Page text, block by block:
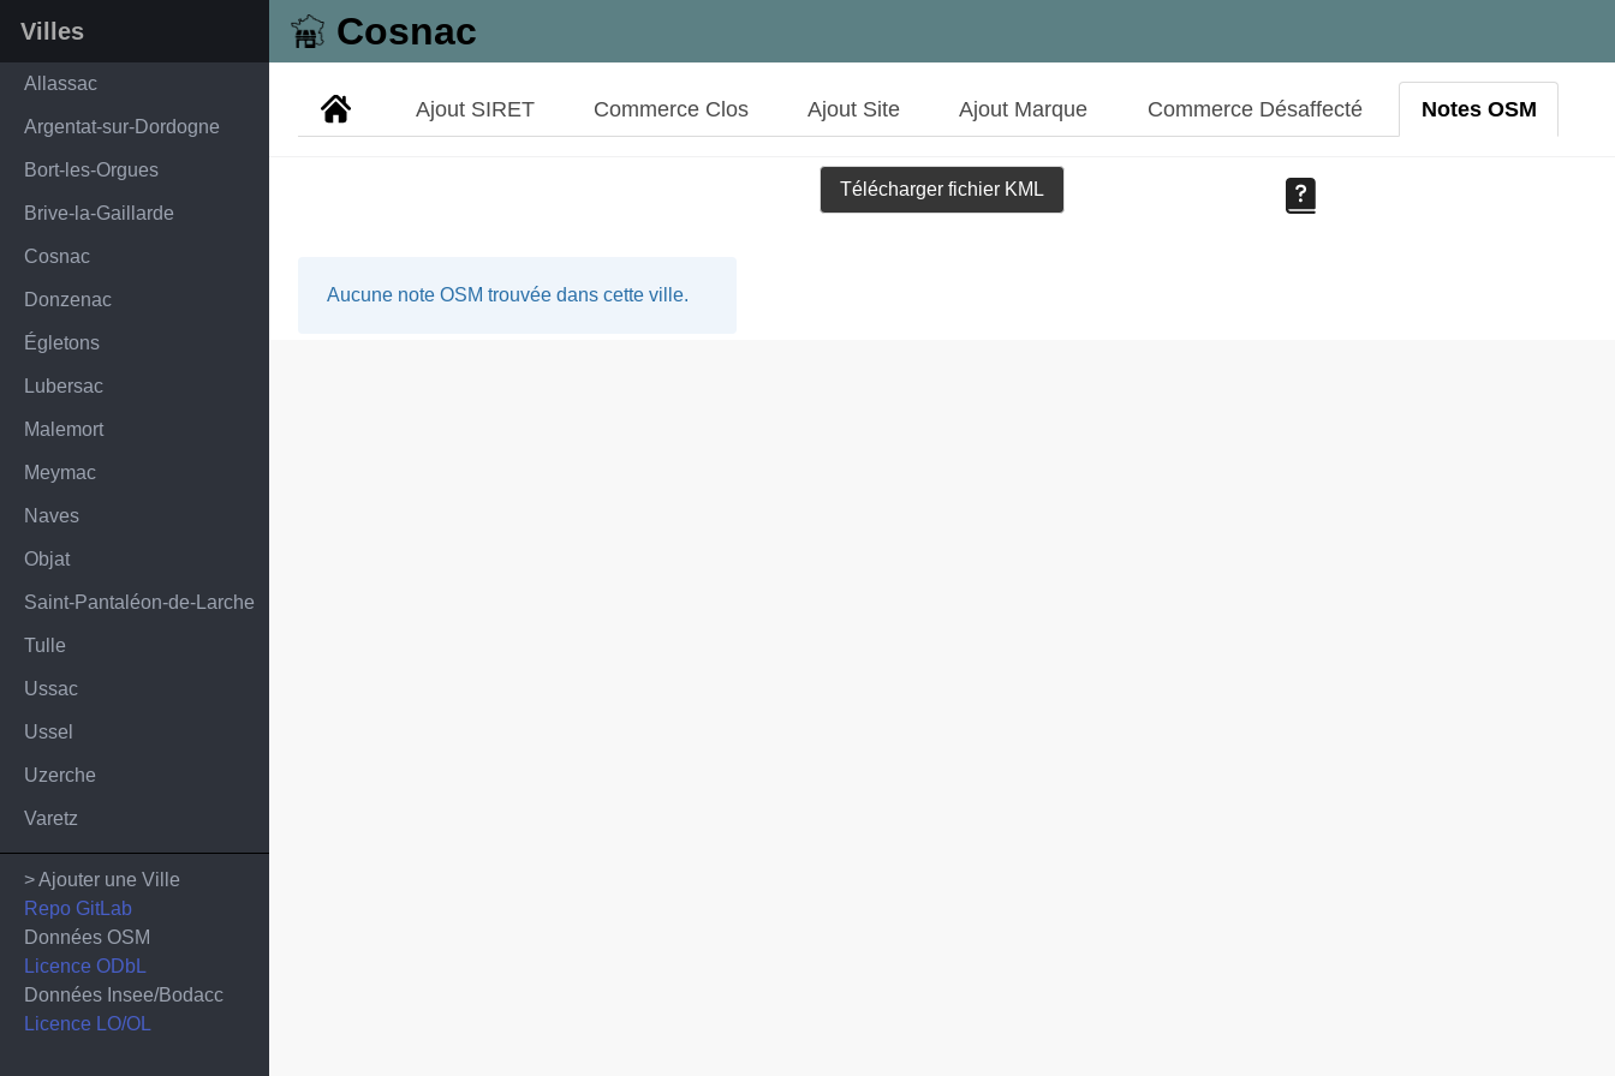
Cosnac
Villes
Allassac
Argentat-sur-Dordogne
Bort-les-Orgues
Brive-la-Gaillarde
Cosnac
Donzenac
Égletons
Lubersac
Malemort
Meymac
Naves
Objat
Saint-Pantaléon-de-Larche
Tulle
Ussac
Ussel
Uzerche
Varetz
> Ajouter une Ville
Repo GitLab
Données OSM
Licence ODbL
Données Insee/Bodacc
Licence LO/OL
Ajout SIRET Commerce Clos Ajout Site Ajout Marque Commerce Désaffecté Notes OSM
Télécharger fichier KML
Aucune note OSM trouvée dans cette ville.